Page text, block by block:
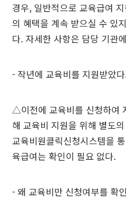
경우, 일반적으로 교육급여
의 혜택을 계속 받으실 수 있
다. 자세한 사항은 담당 기관
- 작년에 교육비를 지원받았
△이전에 교육비를 신청하여
해 교육비 지원을 위해 별도
교육비원클릭신청시스템을
육급여는 확인이 필요 없다.
- 왜 교육비만 신청여부를 확